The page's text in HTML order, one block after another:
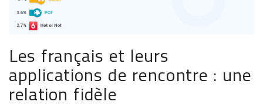
Les français et leurs
applications de rencontre : une
relation fidèle